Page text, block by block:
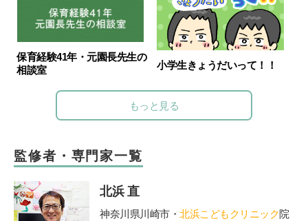
保育経験41年・元園長先生の
相談室
小学生きょうだいって！！
もっと見る
監修者・専門家一覧
北浜 直
神奈川県川崎市・ 北浜こどもクリニック院